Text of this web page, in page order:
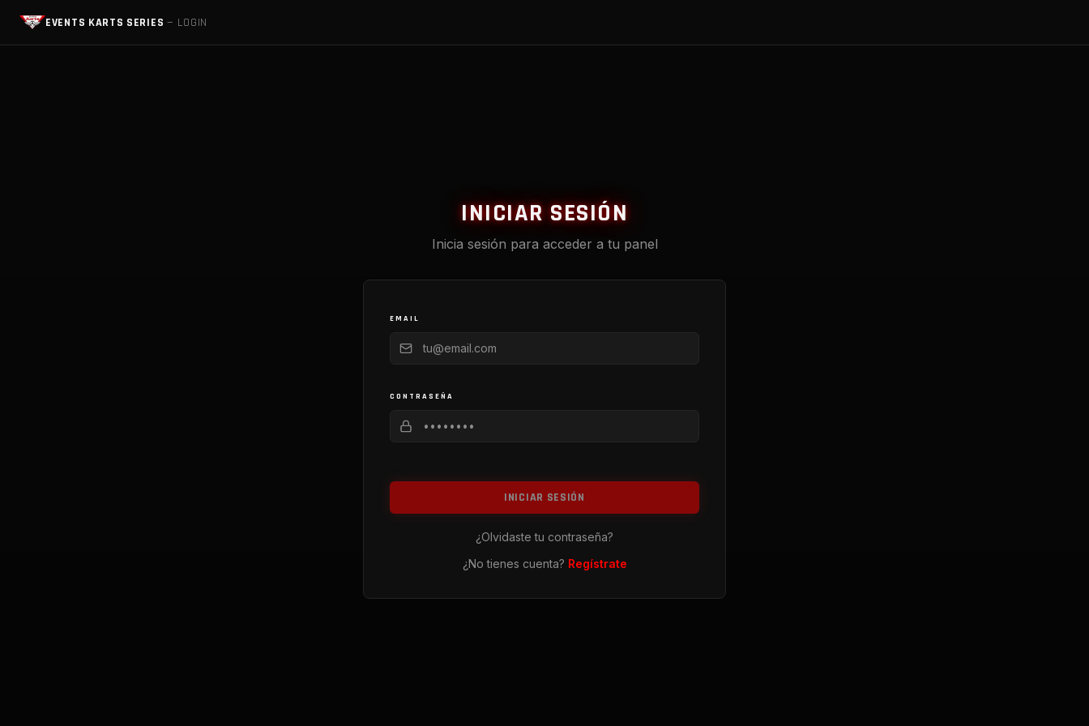
EVENTS KARTS SERIES — LOGIN
INICIAR SESIÓN
Inicia sesión para acceder a tu panel
EMAIL
CONTRASEÑA
INICIAR SESIÓN
¿Olvidaste tu contraseña?
¿No tienes cuenta? Regístrate